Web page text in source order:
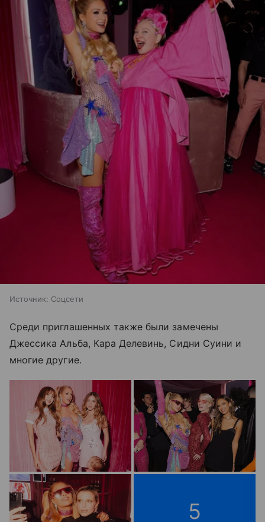
Источник: Соцсети
Среди приглашенных также были замечены
Джессика Альба, Кара Делевинь, Сидни Суини и
многие другие.
5